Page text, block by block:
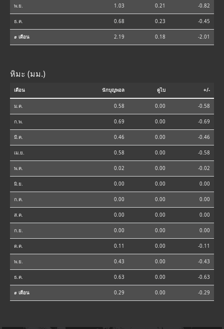
พ.ย. 1.03 0.21 -0.82
ธ.ค. 0.68 0.23 -0.45
⌀ เดือน 2.19 0.18 -2.01
หิมะ (มม.)
เดือน นักบุญพอล ดูไบ +/-
ม.ค. 0.58 0.00 -0.58
ก.พ. 0.69 0.00 -0.69
มี.ค. 0.46 0.00 -0.46
เม.ย. 0.58 0.00 -0.58
พ.ค. 0.02 0.00 -0.02
มิ.ย. 0.00 0.00 0.00
ก.ค. 0.00 0.00 0.00
ส.ค. 0.00 0.00 0.00
ก.ย. 0.00 0.00 0.00
ต.ค. 0.11 0.00 -0.11
พ.ย. 0.43 0.00 -0.43
ธ.ค. 0.63 0.00 -0.63
⌀ เดือน 0.29 0.00 -0.29